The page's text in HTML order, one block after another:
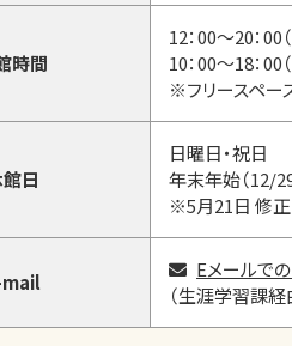
時間
12：00～20：00
10：00～18：00
※フリースペー
日
日曜日・祝日
年末年始（12/
※5月21日 修正
mail
Eメールで
（生涯学習課